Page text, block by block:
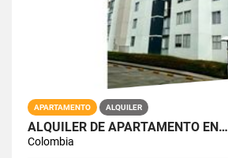
APARTAMENTO ALQUILER
ALQUILER DE APARTAMENTO EN…
Colombia